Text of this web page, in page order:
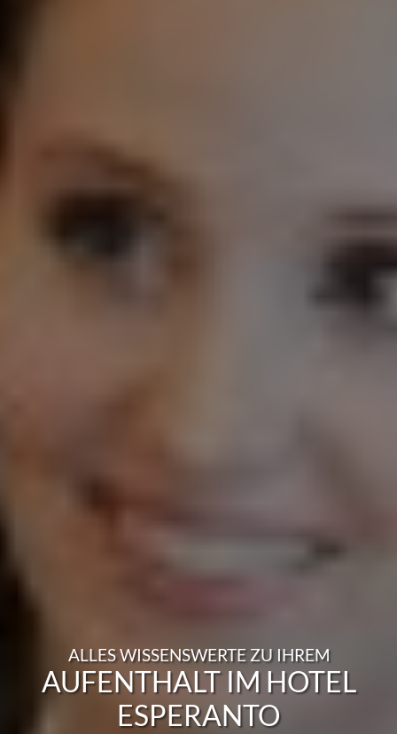
ALLES WISSENSWERTE ZU IHREM
AUFENTHALT IM HOTEL
ESPERANTO